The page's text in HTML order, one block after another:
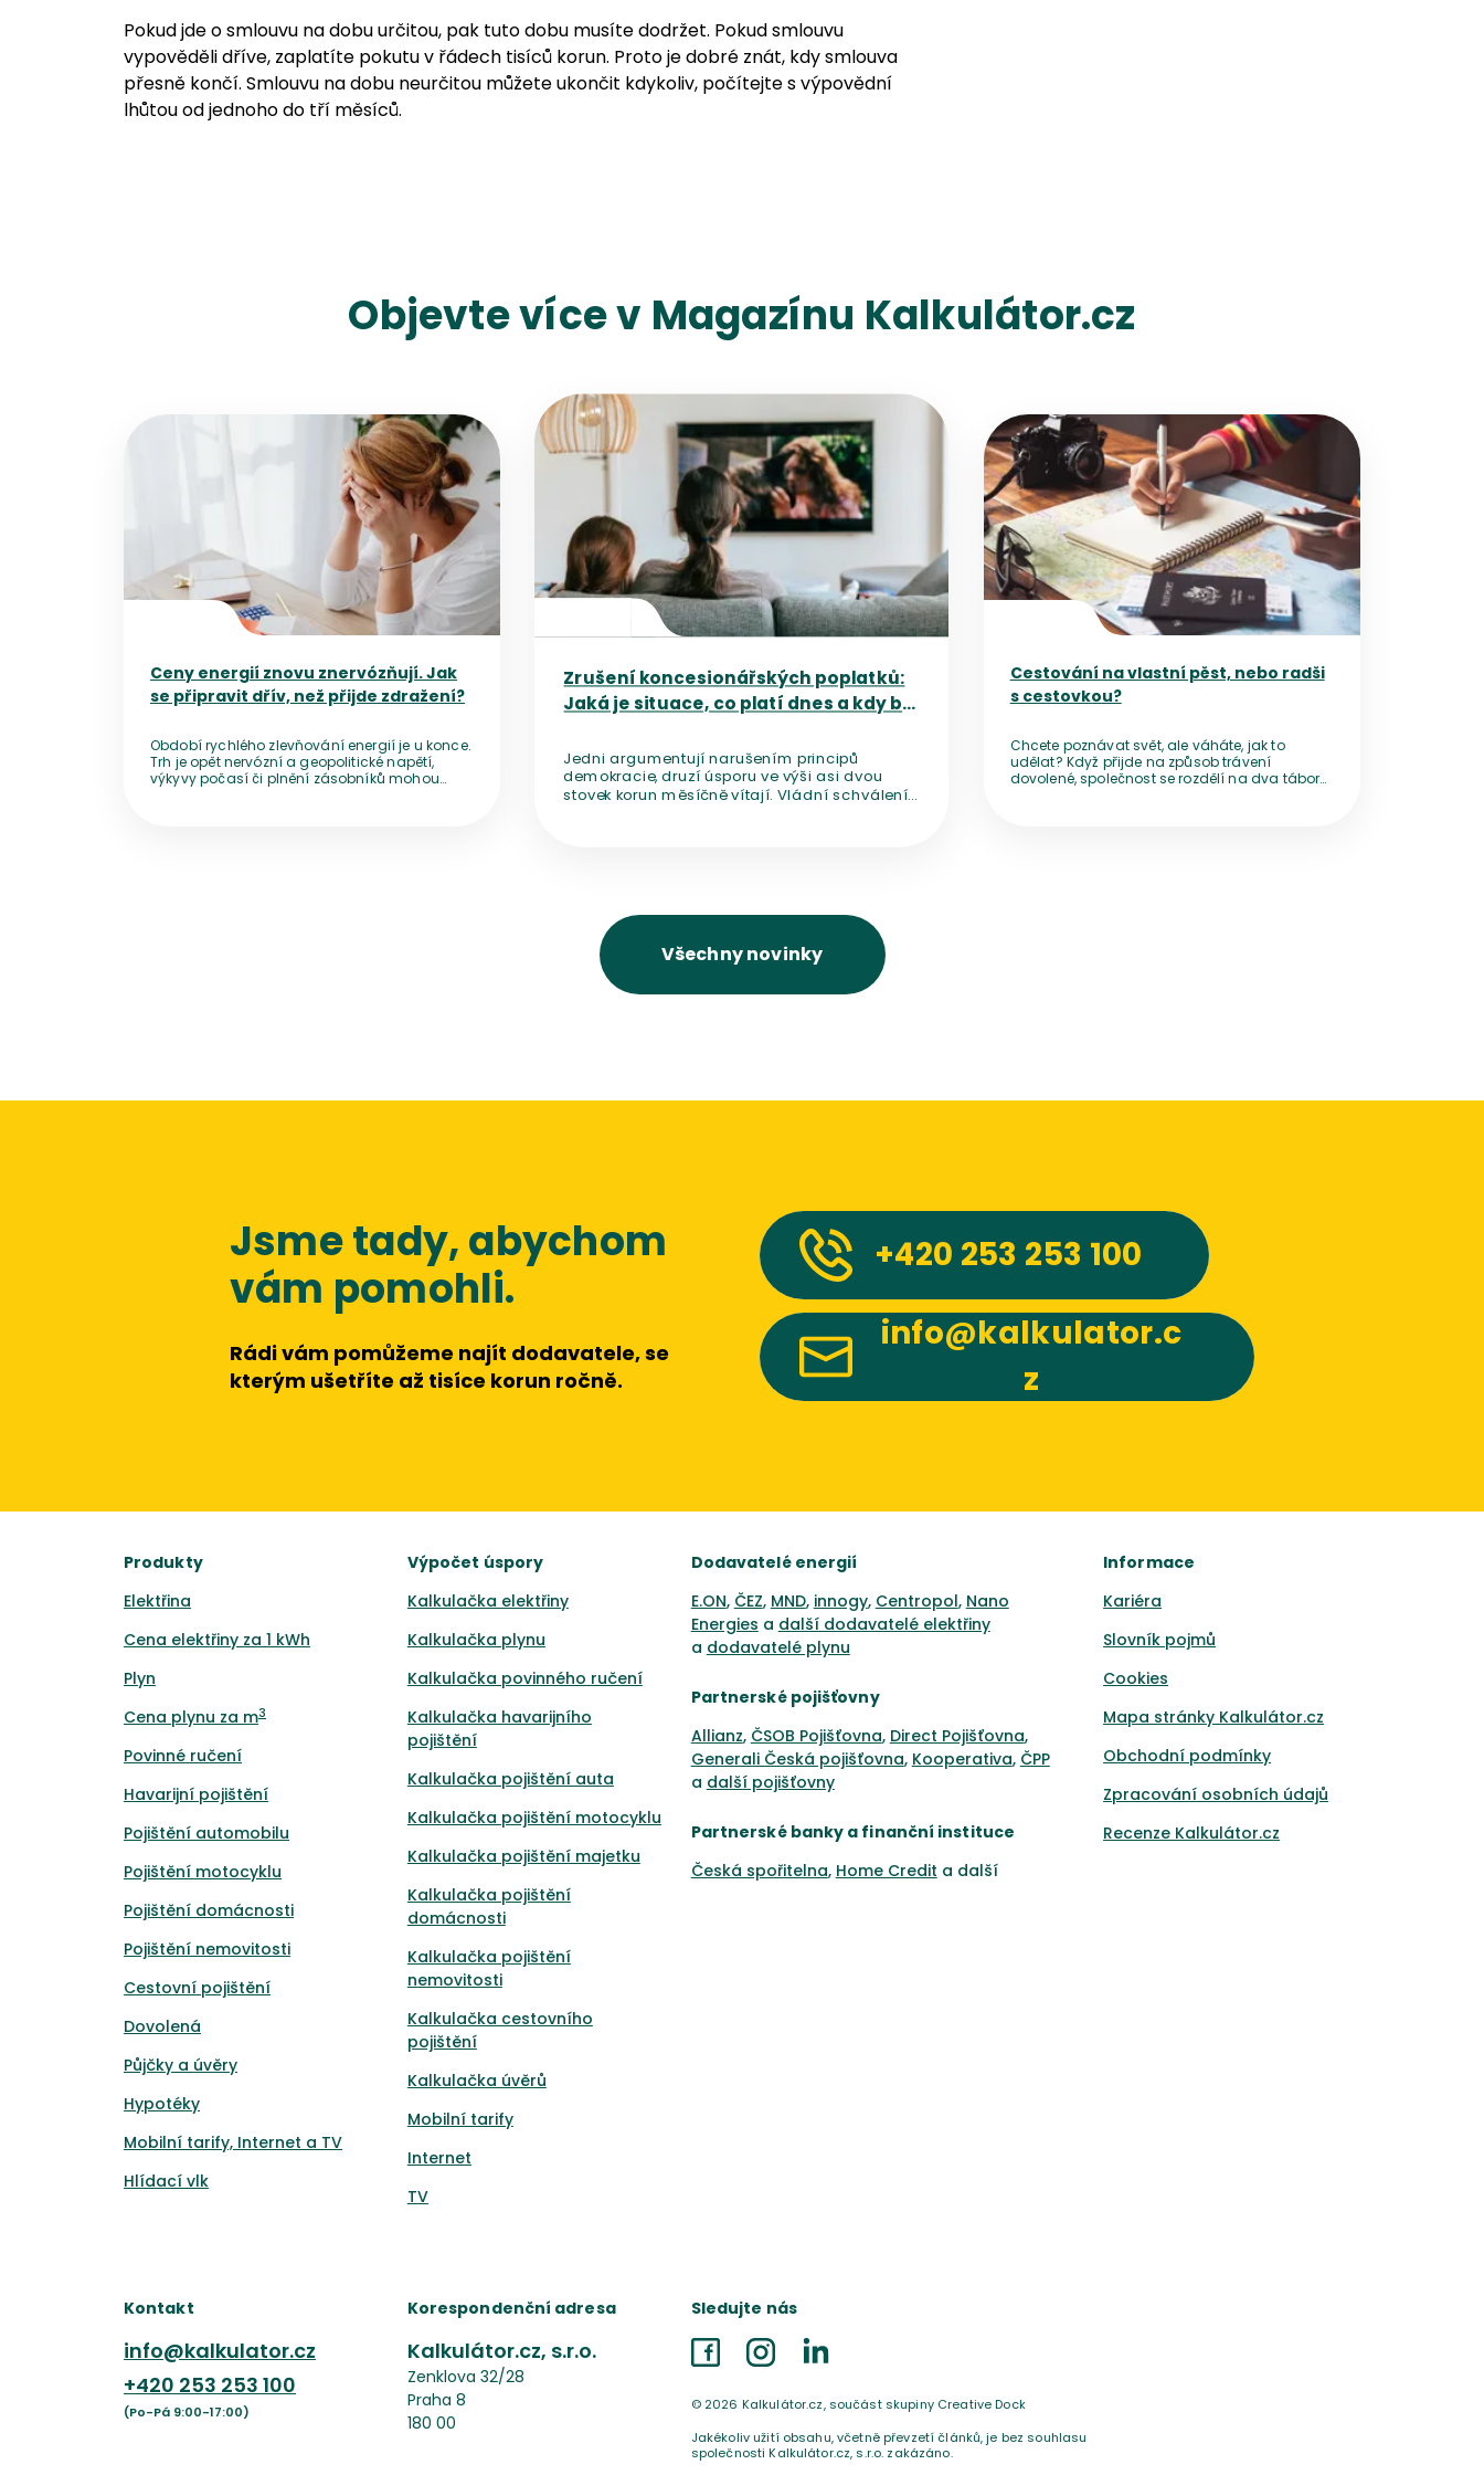
Pokud jde o smlouvu na dobu určitou, pak tuto dobu musíte dodržet. Pokud smlouvu
vypověděli dříve, zaplatíte pokutu v řádech tisíců korun. Proto je dobré znát, kdy smlouva
přesně končí. Smlouvu na dobu neurčitou můžete ukončit kdykoliv, počítejte s výpovědní
lhůtou od jednoho do tří měsíců.
Objevte více v Magazínu Kalkulátor.cz
Ceny energií znovu znervózňují. Jak
se připravit dřív, než přijde zdražení?
Období rychlého zlevňování energií je u konce.
Trh je opět nervózní a geopolitické napětí,
výkyvy počasí či plnění zásobníků mohou
Přejít na detail článku
Zrušení koncesionářských poplatků:
Jaká je situace, co platí dnes a kdy by
Jedni argumentují narušením principů
demokracie, druzí úsporu ve výši asi dvou
stovek korun měsíčně vítají. Vládní schválení
Přejít na detail článku
Cestování na vlastní pěst, nebo radši
s cestovkou?
Chcete poznávat svět, ale váháte, jak to
udělat? Když přijde na způsob trávení
dovolené, společnost se rozdělí na dva tábory
Přejít na detail článku
Všechny novinky
Jsme tady, abychom
vám pomohli.
Rádi vám pomůžeme najít dodavatele, se
kterým ušetříte až tisíce korun ročně.
+420 253 253 100
info@kalkulator.c
z
Produkty
Elektřina
Cena elektřiny za 1 kWh
Plyn
Cena plynu za m3
Povinné ručení
Havarijní pojištění
Pojištění automobilu
Pojištění motocyklu
Pojištění domácnosti
Pojištění nemovitosti
Cestovní pojištění
Dovolená
Půjčky a úvěry
Hypotéky
Mobilní tarify, Internet a TV
Hlídací vlk
Výpočet úspory
Kalkulačka elektřiny
Kalkulačka plynu
Kalkulačka povinného ručení
Kalkulačka havarijního
pojištění
Kalkulačka pojištění auta
Kalkulačka pojištění motocyklu
Kalkulačka pojištění majetku
Kalkulačka pojištění
domácnosti
Kalkulačka pojištění
nemovitosti
Kalkulačka cestovního
pojištění
Kalkulačka úvěrů
Mobilní tarify
Internet
TV
Dodavatelé energií
E.ON, ČEZ, MND, innogy, Centropol, Nano
Energies a další dodavatelé elektřiny
a dodavatelé plynu
Partnerské pojišťovny
Allianz, ČSOB Pojišťovna, Direct Pojišťovna,
Generali Česká pojišťovna, Kooperativa, ČPP
a další pojišťovny
Partnerské banky a finanční instituce
Česká spořitelna, Home Credit a další
Informace
Kariéra
Slovník pojmů
Cookies
Mapa stránky Kalkulátor.cz
Obchodní podmínky
Zpracování osobních údajů
Recenze Kalkulátor.cz
Kontakt
info@kalkulator.cz
+420 253 253 100
(Po-Pá 9:00-17:00)
Korespondenční adresa
Kalkulátor.cz, s.r.o.
Zenklova 32/28
Praha 8
180 00
Sledujte nás
FacebookInstagramLinkedIn
© 2026 Kalkulátor.cz, součást skupiny Creative Dock
Jakékoliv užití obsahu, včetně převzetí článků, je bez souhlasu
společnosti Kalkulátor.cz, s.r.o. zakázáno.